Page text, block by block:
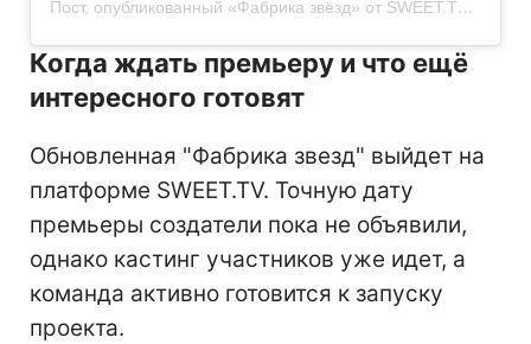
Пост, опубликованный «Фабрика звёзд» от SWEET.TV (@fabrykazirok.sweet.tv)
Когда ждать премьеру и что ещё
интересного готовят
Обновленная "Фабрика звезд" выйдет на
платформе SWEET.TV. Точную дату
премьеры создатели пока не объявили,
однако кастинг участников уже идет, а
команда активно готовится к запуску
проекта.